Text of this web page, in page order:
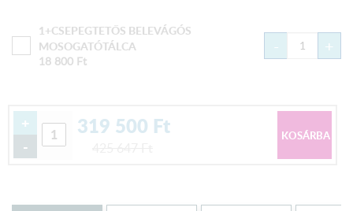
1+CSEPEGTETŐS BELEVÁGÓS
MOSOGATÓTÁLCA
18 800 Ft
- +
+
-
319 500 Ft